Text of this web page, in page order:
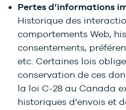
Pertes d’informations
Historique des
comportements Web,
consentements,
etc. Certaines lois
conservation de ces
la loi C-28 au Canada
historiques d’envois et